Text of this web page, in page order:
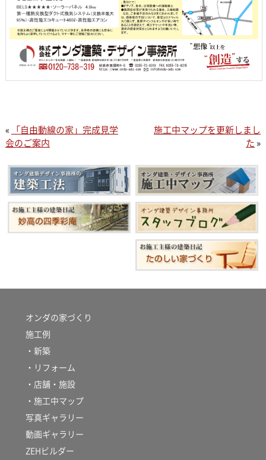
«
「自由動線の家」完成見学
会のご案内
施工中マップを更新しまし
た »
オンダの家づくり
施工例
・新築
・リフォーム
・店舗・施設
・施工中マップ
写真ギャラリー
動画ギャラリー
ZEHビルダー